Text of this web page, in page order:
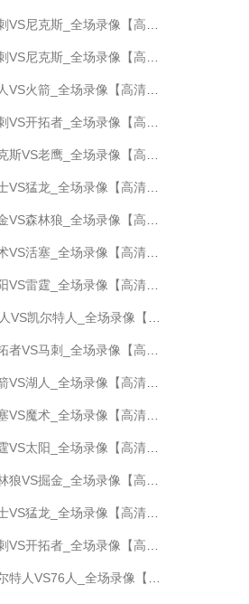
克斯_全场录像【高清回放】
克斯_全场录像【高清回放】
火箭_全场录像【高清回放】
拓者_全场录像【高清回放】
老鹰_全场录像【高清回放】
猛龙_全场录像【高清回放】
林狼_全场录像【高清回放】
活塞_全场录像【高清回放】
雷霆_全场录像【高清回放】
尔特人_全场录像【高清回放】
马刺_全场录像【高清回放】
湖人_全场录像【高清回放】
魔术_全场录像【高清回放】
太阳_全场录像【高清回放】
掘金_全场录像【高清回放】
猛龙_全场录像【高清回放】
拓者_全场录像【高清回放】
人_全场录像【高清回放】